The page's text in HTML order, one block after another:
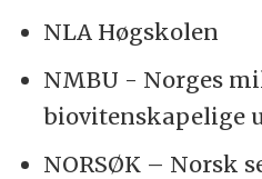
NLA Høgskolen
NMBU - Norges
biovitenskapelige
NORSØK – Norsk